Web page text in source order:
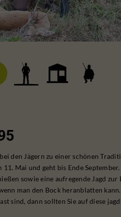
den Jägern zu einer schönen
Mai und geht bis Ende
sowie eine aufregende Jagd
man den Bock heranblatten
sind, dann sollten Sie auf diese